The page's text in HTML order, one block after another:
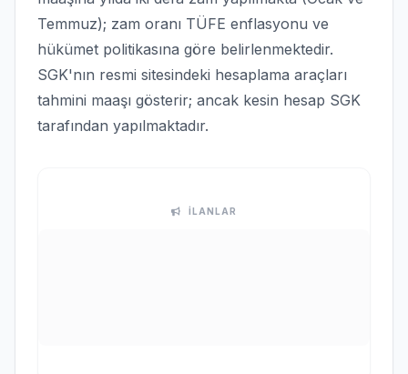
Temmuz); zam oranı TÜFE enflasyonu ve
hükümet politikasına göre belirlenmektedir.
SGK'nın resmi sitesindeki hesaplama araçları
tahmini maaşı gösterir; ancak kesin hesap SGK
tarafından yapılmaktadır.
İLANLAR